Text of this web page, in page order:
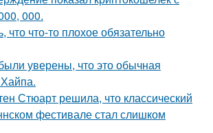
000.
что что-то плохое обязательно
уверены, что это обычная
Стюарт решила, что классический
фестивале стал слишком